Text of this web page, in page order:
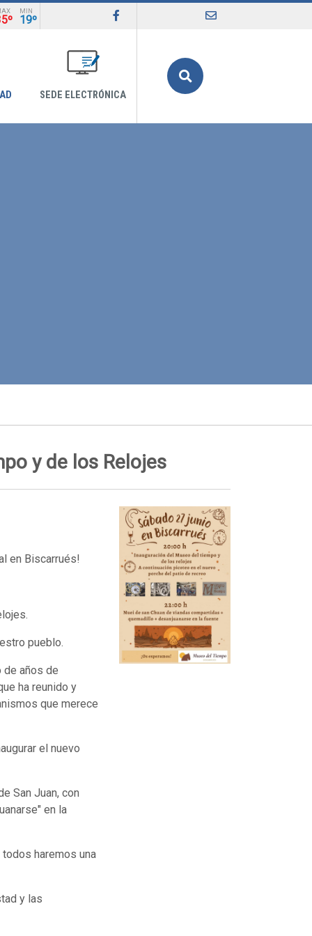
MIN
19º
SEDE ELECTRÓNICA
y de los Relojes
en Biscarrués!
pueblo.
de años de
ha reunido y
que merece
el nuevo
San Juan, con
en la
haremos una
y las